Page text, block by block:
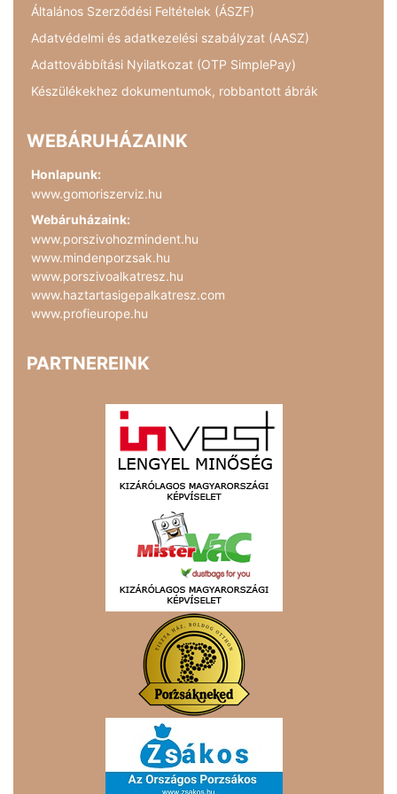
Általános Szerződési Feltételek (ÁSZF)
Adatvédelmi és adatkezelési szabályzat (AASZ)
Adattovábbítási Nyilatkozat (OTP SimplePay)
Készülékekhez dokumentumok, robbantott ábrák
WEBÁRUHÁZAINK
Honlapunk:
www.gomoriszerviz.hu
Webáruházaink:
www.porszivohozmindent.hu
www.mindenporzsak.hu
www.porszivoalkatresz.hu
www.haztartasigepalkatresz.com
www.profieurope.hu
PARTNEREINK